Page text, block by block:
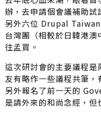
辦，去申請個會議補助
另外六位 Drupal
台灣團（相較於日韓港
往孟買。
這次研討會的主要議程
友有略作一些議程共筆
另外報名了前一天的
是請外來的和尚念經，但